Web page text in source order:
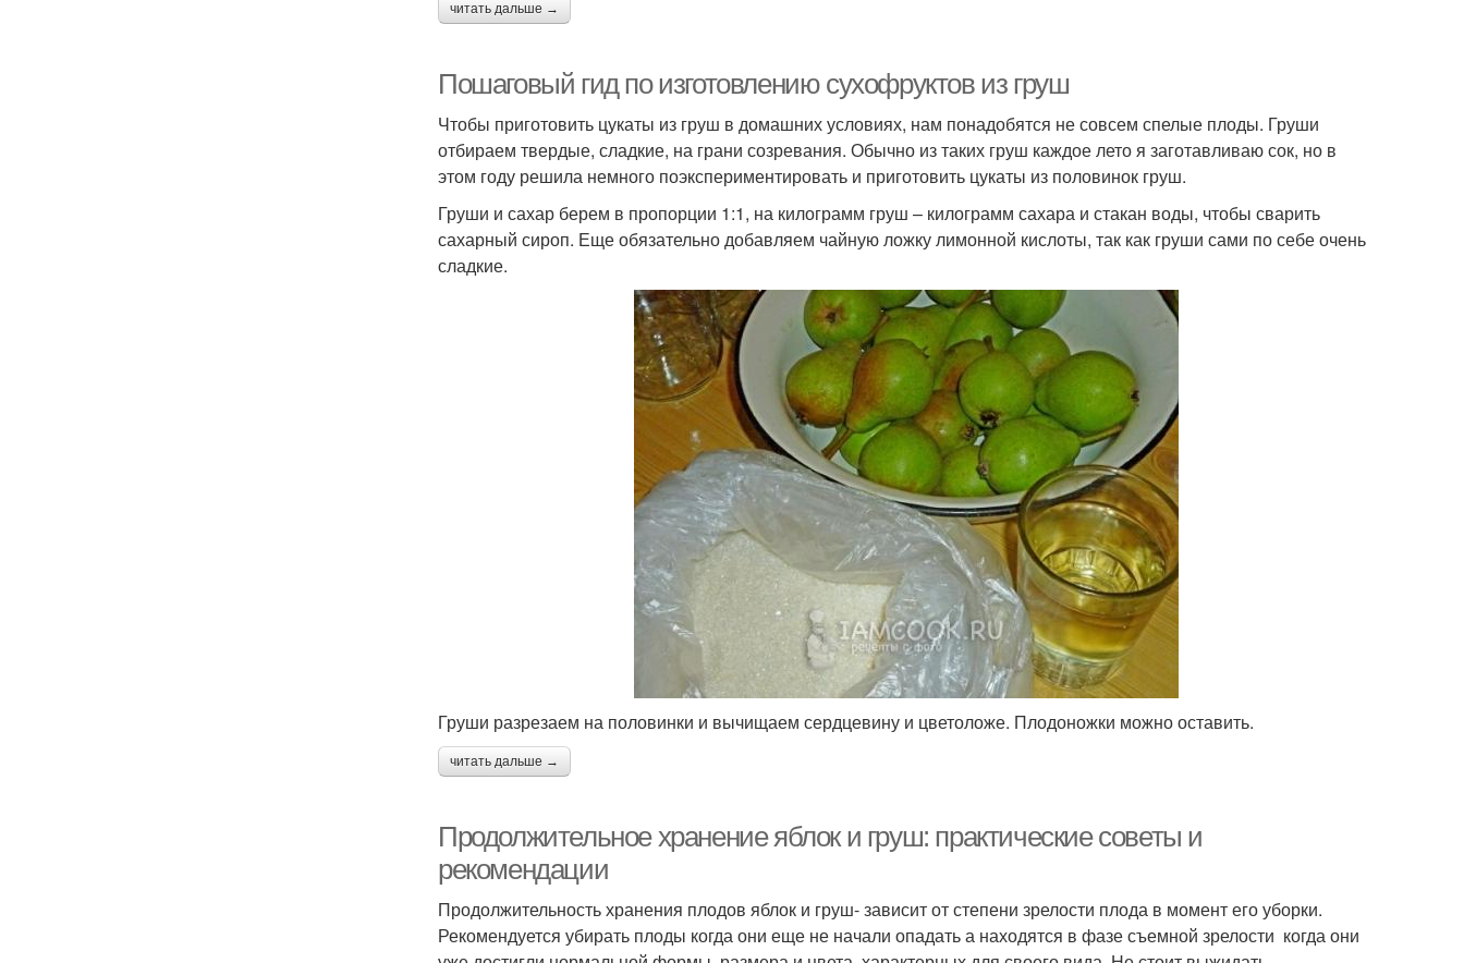
читать дальше →
Пошаговый гид по изготовлению сухофруктов из груш
Чтобы приготовить цукаты из груш в домашних условиях, нам понадобятся не совсем спелые плоды. Груши
отбираем твердые, сладкие, на грани созревания. Обычно из таких груш каждое лето я заготавливаю сок, но в
этом году решила немного поэкспериментировать и приготовить цукаты из половинок груш.
Груши и сахар берем в пропорции 1:1, на килограмм груш – килограмм сахара и стакан воды, чтобы сварить
сахарный сироп. Еще обязательно добавляем чайную ложку лимонной кислоты, так как груши сами по себе очень
сладкие.
Груши разрезаем на половинки и вычищаем сердцевину и цветоложе. Плодоножки можно оставить.
читать дальше →
Продолжительное хранение яблок и груш: практические советы и
рекомендации
Продолжительность хранения плодов яблок и груш- зависит от степени зрелости плода в момент его уборки.
Рекомендуется убирать плоды когда они еще не начали опадать а находятся в фазе съемной зрелости когда они